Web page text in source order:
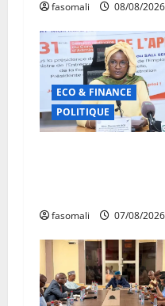
fasomali 08/08/2026
ECO & FINANCE
POLITIQUE
fasomali 07/08/2026